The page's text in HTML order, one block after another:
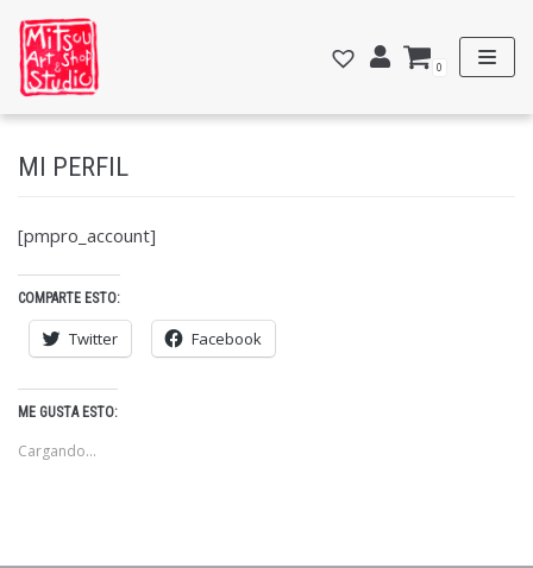
Saltar
al
contenido
0
MI PERFIL
[pmpro_account]
COMPARTE ESTO:
Twitter Facebook
ME GUSTA ESTO:
Cargando...